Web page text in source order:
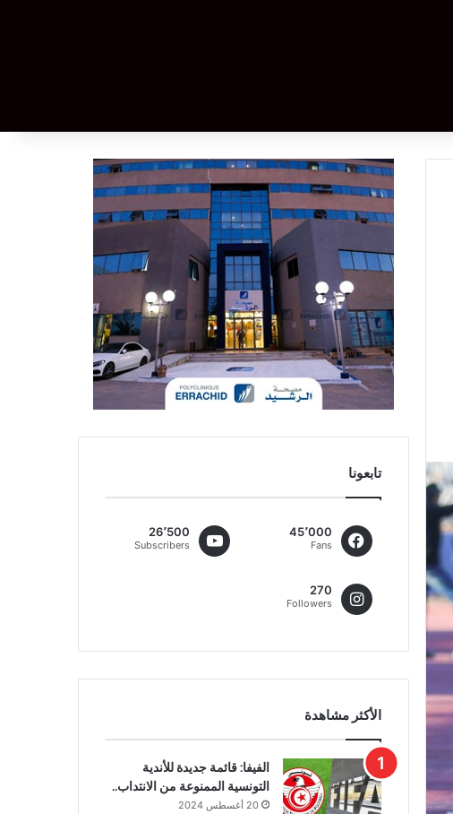
تابعونا
45٬000
Fans
26٬500
Subscribers
270
Followers
الأكثر مشاهدة
الفيفا: قائمة جديدة للأندية
التونسية الممنوعة من الانتداب..
20 أغسطس 2024